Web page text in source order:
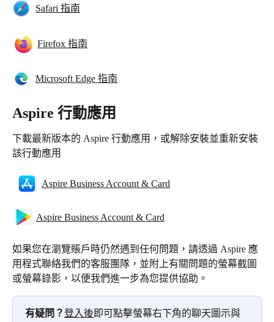
Safari 指南
Firefox 指南
Microsoft Edge 指南
Aspire 行動應用
下載最新版本的 Aspire 行動應用，或解除安裝並重新安裝
該行動應用
Aspire Business Account & Card
Aspire Business Account & Card
如果您在瀏覽賬戶時仍然遇到任何問題，請透過 Aspire 應
用程式聯絡我們的客服團隊，並附上有關問題的螢幕截圖
或螢幕錄影，以便我們進一步為您提供協助。
有疑問？登入後 即可點擊螢幕右下角的聊天圖示與